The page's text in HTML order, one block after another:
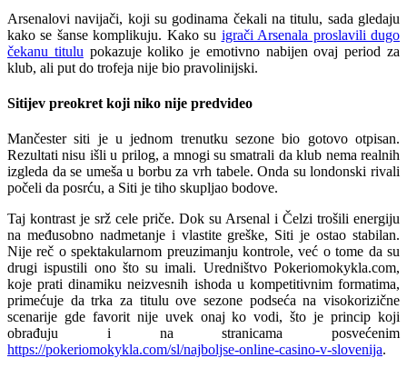
Arsenalovi navijači, koji su godinama čekali na titulu, sada gledaju
kako se šanse komplikuju. Kako su igrači Arsenala proslavili dugo
čekanu titulu pokazuje koliko je emotivno nabijen ovaj period za
klub, ali put do trofeja nije bio pravolinijski.
Sitijev preokret koji niko nije predvideo
Mančester siti je u jednom trenutku sezone bio gotovo otpisan.
Rezultati nisu išli u prilog, a mnogi su smatrali da klub nema realnih
izgleda da se umeša u borbu za vrh tabele. Onda su londonski rivali
počeli da posrću, a Siti je tiho skupljao bodove.
Taj kontrast je srž cele priče. Dok su Arsenal i Čelzi trošili energiju
na međusobno nadmetanje i vlastite greške, Siti je ostao stabilan.
Nije reč o spektakularnom preuzimanju kontrole, već o tome da su
drugi ispustili ono što su imali. Uredništvo Pokeriomokykla.com,
koje prati dinamiku neizvesnih ishoda u kompetitivnim formatima,
primećuje da trka za titulu ove sezone podseća na visokorizične
scenarije gde favorit nije uvek onaj ko vodi, što je princip koji
obrađuju i na stranicama posvećenim
https://pokeriomokykla.com/sl/najboljse-online-casino-v-slovenija.